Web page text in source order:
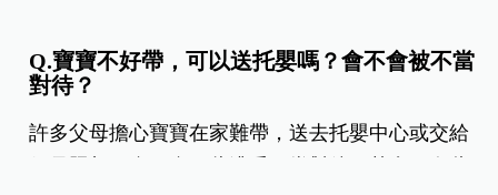
Q.寶寶不好帶，可以送托嬰嗎？會不會被不當
對待？
許多父母擔心寶寶在家難帶，送去托嬰中心或交給